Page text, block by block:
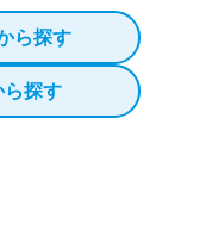
ら探す
ら探す